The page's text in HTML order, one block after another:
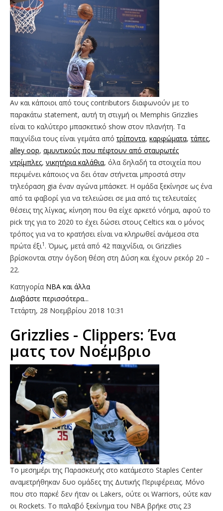
Αν και κάποιοι από τους contributors διαφωνούν με το
παρακάτω statement, αυτή τη στιγμή οι Memphis Grizzlies
είναι το καλύτερο μπασκετικό show στον πλανήτη. Τα
παιχνίδια τους είναι γεμάτα απότρίποντα, καρφώματα,τάπες,
alley oop, αμυντικούς που πέφτουν από σταυρωτές
ντρίμπλες, νικητήρια καλάθια, όλα δηλαδή τα στοιχεία που
περιμένει κάποιος να δει όταν στήνεται μπροστά στην
τηλεόραση gia έναν αγώνα μπάσκετ. Η ομάδα ξεκίνησε ως ένα
από τα φαβορί για να τελειώσει σε μια από τις τελευταίες
θέσεις της λίγκας, κίνηση που θα είχε αρκετό νόημα, αφού το
pick της για το 2020 το έχει δώσει στους Celtics και ο μόνος
τρόπος για να το κρατήσει είναι να κληρωθεί ανάμεσα στα
πρώτα έξι1 . Όμως, μετά από 42 παιχνίδια, οι Grizzlies
βρίσκονται στην όγδοη θέση στη Δύση και έχουν ρεκόρ 20 –
22.
Κατηγορία NBA και άλλα
Διαβάστε περισσότερα...
Τετάρτη, 28 Νοεμβρίου 2018 10:31
Grizzlies - Clippers: Ένα
ματς τον Νοέμβριο
Το μεσημέρι της Παρασκευής στο κατάμεστο Staples Center
αναμετρήθηκαν δυο ομάδες της Δυτικής Περιφέρειας. Μόνο
που στο παρκέ δεν ήταν οι Lakers, ούτε οι Warriors, ούτε καν
οι Rockets. Το παλαβό ξεκίνημα του ΝΒΑ βρήκε στις 23